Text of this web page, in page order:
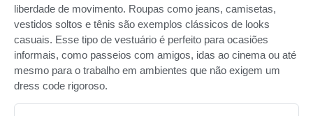
liberdade de movimento. Roupas como jeans, camisetas,
vestidos soltos e tênis são exemplos clássicos de looks
casuais. Esse tipo de vestuário é perfeito para ocasiões
informais, como passeios com amigos, idas ao cinema ou até
mesmo para o trabalho em ambientes que não exigem um
dress code rigoroso.